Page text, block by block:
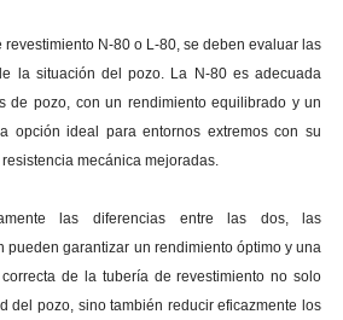
N-80 o L-80, se deben evaluar las
la situación del pozo. La N-80 es adecuada
de pozo, con un rendimiento equilibrado y un
opción ideal para entornos extremos con su
mecánica mejoradas.
las diferencias entre las dos, las
pueden garantizar un rendimiento óptimo y una
de la tubería de revestimiento no solo
del pozo, sino también reducir eficazmente los